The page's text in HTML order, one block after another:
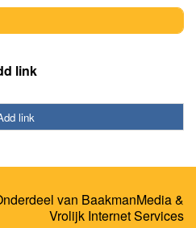
link
link
van BaakmanMedia&
Vrolijk Internet Services